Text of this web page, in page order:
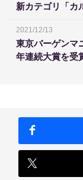
新カテゴリ「カ
2021/12/13
東京バーゲンマ
年連続大賞を受